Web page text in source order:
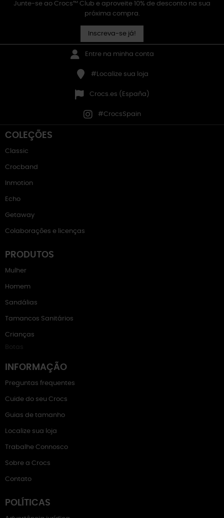
Junte-se ao Crocs™ Club e aproveite 10% de desconto na sua
próxima compra.
Inscreva-se já!
Entre na minha conta
#Localize sua loja
Crocs.es (España)
#CrocsSpain
COLEÇÕES
Classic
Crocband
Inmotion
Echo
Getaway
Colaborações e licenças
PRODUTOS
Mulher
Homem
Sandálias
Tamancos Sanitários
Crianças
Botas
INFORMAÇÃO
Preguntas frequentes
Cuide do seu Crocs
Guias de tamanho
Localize sua loja
Trabalhe Connosco
Sobre a Crocs
Contato
POLÍTICAS